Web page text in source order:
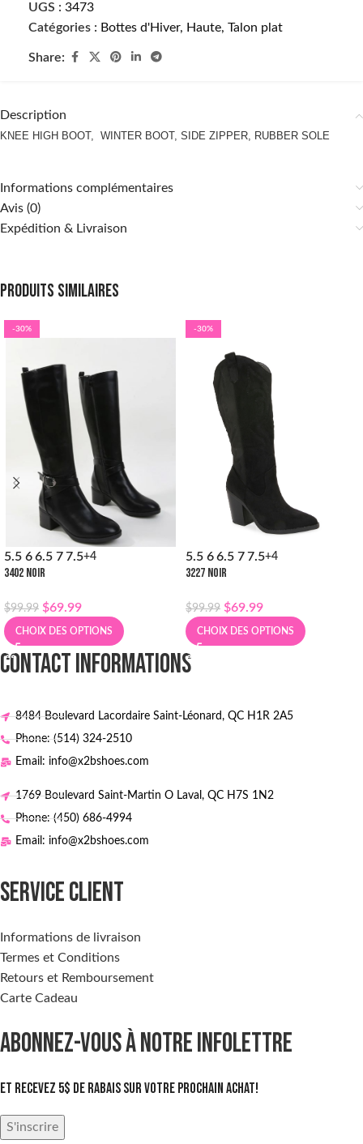
UGS : 3473
Catégories : Bottes d'Hiver, Haute, Talon plat
Share:
Description
KNEE HIGH BOOT, WINTER BOOT, SIDE ZIPPER, RUBBER SOLE
Informations complémentaires
Avis (0)
Expédition & Livraison
Produits similaires
-30%
5.5 6 6.5 7 7.5+4
3402 NOIR
$99.99 $69.99
CHOIX DES OPTIONS
-30%
5.5 6 6.5 7 7.5+4
3227 NOIR
$99.99 $69.99
CHOIX DES OPTIONS
CONTACT INFORMATIONS
8484 Boulevard Lacordaire Saint-Léonard, QC H1R 2A5
Phone: (514) 324-2510
Email: info@x2bshoes.com
1769 Boulevard Saint-Martin O Laval, QC H7S 1N2
Phone: (450) 686-4994
Email: info@x2bshoes.com
SERVICE CLIENT
Informations de livraison
Termes et Conditions
Retours et Remboursement
Carte Cadeau
ABONNEZ-VOUS À NOTRE INFOLETTRE
Et recevez 5$ de rabais sur votre prochain achat!
S'inscrire